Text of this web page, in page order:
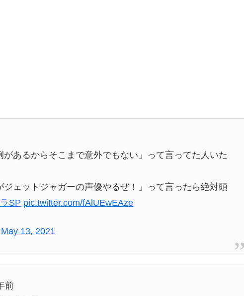
があるからそこまで意外でもない」って言ってた人いた
ェットジャガーの声優やるぜ！」って言ったら絶対頭
SP pic.twitter.com/fAlUEwEAze
May 13, 2021
前